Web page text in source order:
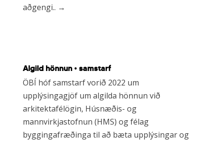
aðgengi.. →
Algild hönnun • samstarf
ÖBÍ hóf samstarf vorið 2022 um
upplýsingagjöf um algilda hönnun við
arkitektafélögin, Húsnæðis- og
mannvirkjastofnun (HMS) og félag
byggingafræðinga til að bæta upplýsingar og
frétt
obi.is